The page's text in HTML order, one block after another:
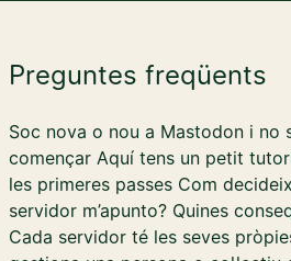
Preguntes freqüents
Soc nova o nou a Mastodon i no
començar Aquí tens un petit
les primeres passes Com
servidor m’apunto? Quines
Cada servidor té les seves